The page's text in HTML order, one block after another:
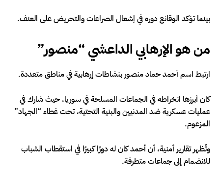
بينما تؤكد الوقائع دوره في إشعال الصراعات والتحريض على العنف.
من هو الإرهابي الداعشي “منصور”
ارتبط اسم أحمد حماد منصور بنشاطات إرهابية في مناطق متعددة.
كان أبرزها انخراطه في الجماعات المسلحة في سوريا، حيث شارك في
عمليات عسكرية ضد المدنيين والبنية التحتية، تحت غطاء “الجهاد”
المزعوم.
وتُظهر تقارير أمنية، أن أحمد كان له دورًا كبيرًا في استقطاب الشباب
للانضمام إلى جماعات متطرفة.